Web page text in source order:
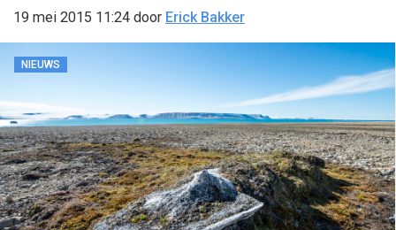
19 mei 2015 11:24 door Erick Bakker
NIEUWS